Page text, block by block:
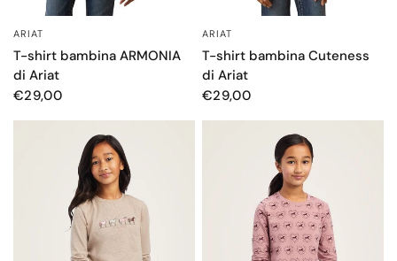
ARIAT
T-shirt bambina ARMONIA
di Ariat
€29,00
ARIAT
T-shirt bambina Cuteness
di Ariat
€29,00